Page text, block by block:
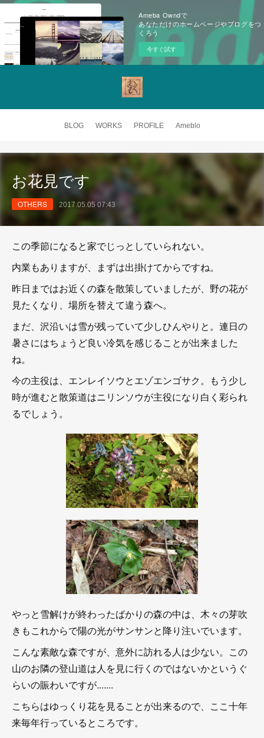
Ameba Owndで
あなただけのホームページやブログをつ
くろう
今すぐ試す
BLOG WORKS PROFILE Ameblo
お花見です
OTHERS 2017.05.05 07:43
この季節になると家でじっとしていられない。
内業もありますが、まずは出掛けてからですね。
昨日まではお近くの森を散策していましたが、野の花が
見たくなり、場所を替えて違う森へ。
まだ、沢沿いは雪が残っていて少しひんやりと。連日の
暑さにはちょうど良い冷気を感じることが出来ました
ね。
今の主役は、エンレイソウとエゾエンゴサク。もう少し
時が進むと散策道はニリンソウが主役になり白く彩られ
るでしょう。
やっと雪解けが終わったばかりの森の中は、木々の芽吹
きもこれからで陽の光がサンサンと降り注いでいます。
こんな素敵な森ですが、意外に訪れる人は少ない。この
山のお隣の登山道は人を見に行くのではないかというぐ
らいの賑わいですが.......
こちらはゆっくり花を見ることが出来るので、ここ十年
来毎年行っているところです。